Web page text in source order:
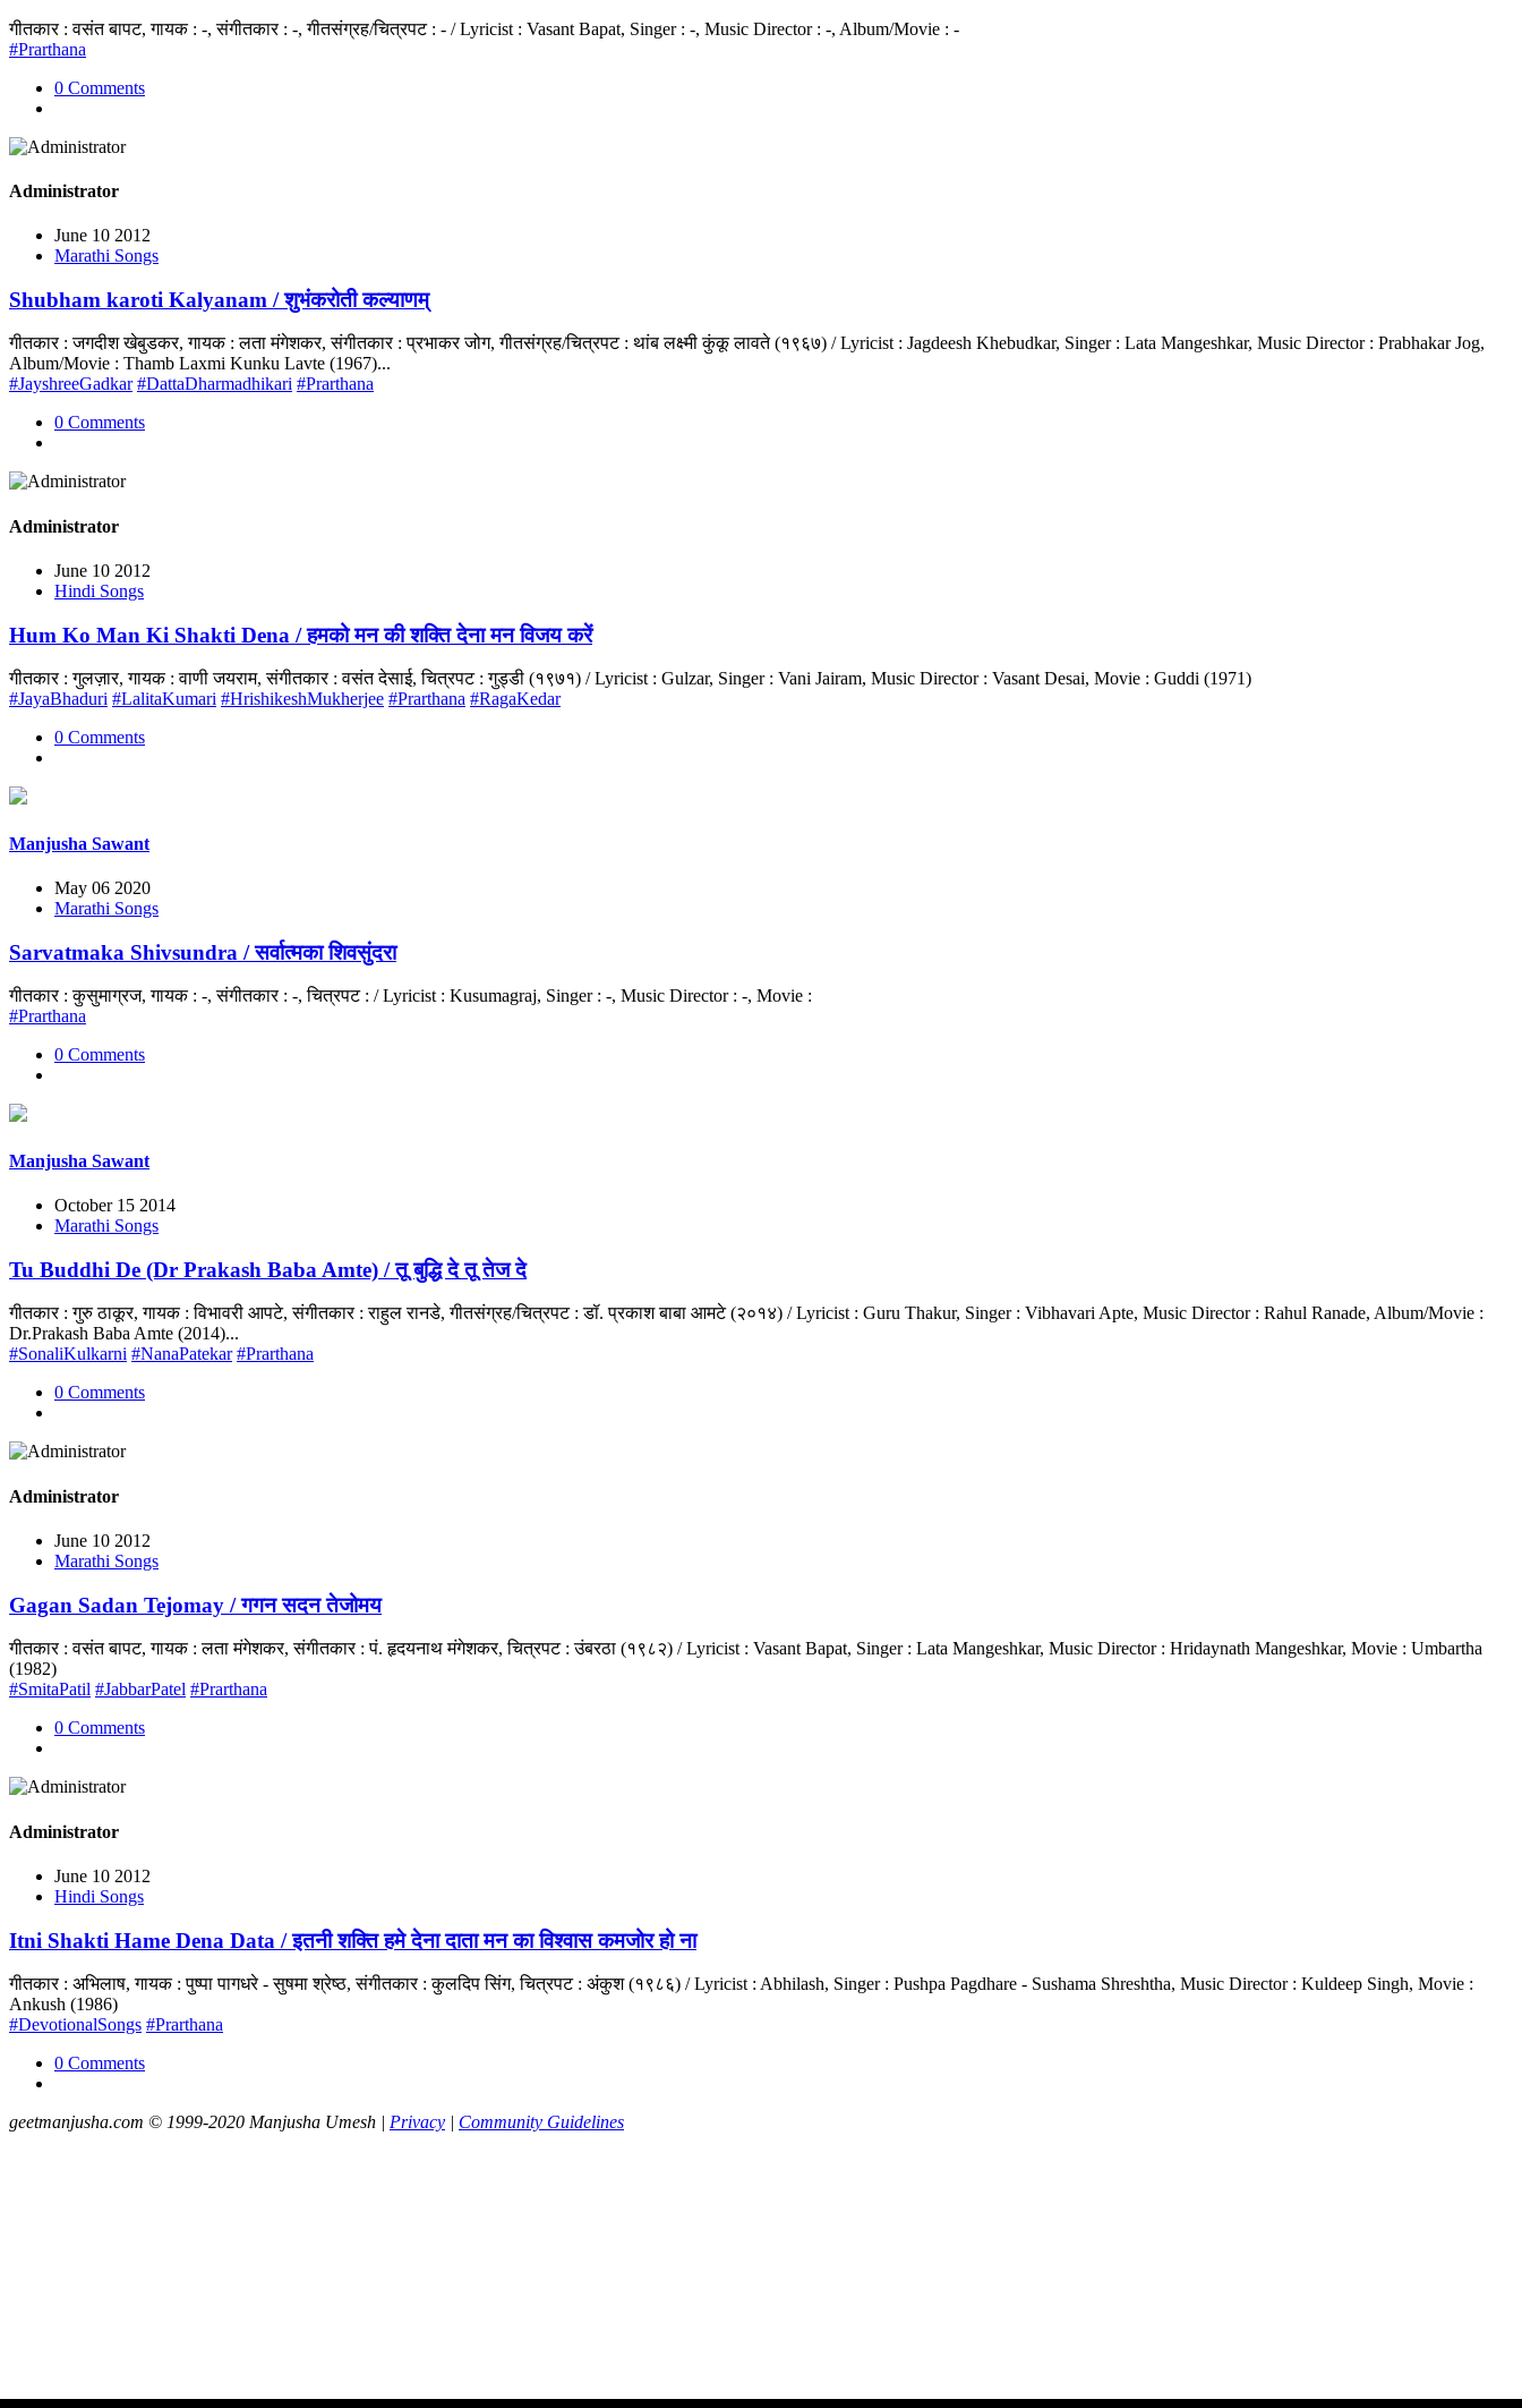
गीतकार : वसंत बापट, गायक : -, संगीतकार : -, गीतसंग्रह/चित्रपट : - / Lyricist : Vasant Bapat, Singer : -, Music Director : -, Album/Movie : -
#Prarthana
0 Comments
Administrator
June 10 2012
Marathi Songs
Shubham karoti Kalyanam / शुभंकरोती कल्याणम्
गीतकार : जगदीश खेबुडकर, गायक : लता मंगेशकर, संगीतकार : प्रभाकर जोग, गीतसंग्रह/चित्रपट : थांब लक्ष्मी कुंकू लावते (१९६७) / Lyricist : Jagdeesh Khebudkar, Singer : Lata Mangeshkar, Music Director : Prabhakar Jog,
Album/Movie : Thamb Laxmi Kunku Lavte (1967)...
#JayshreeGadkar #DattaDharmadhikari #Prarthana
0 Comments
Administrator
June 10 2012
Hindi Songs
Hum Ko Man Ki Shakti Dena / हमको मन की शक्ति देना मन विजय करें
गीतकार : गुलज़ार, गायक : वाणी जयराम, संगीतकार : वसंत देसाई, चित्रपट : गुड्डी (१९७१) / Lyricist : Gulzar, Singer : Vani Jairam, Music Director : Vasant Desai, Movie : Guddi (1971)
#JayaBhaduri #LalitaKumari #HrishikeshMukherjee #Prarthana #RagaKedar
0 Comments
Manjusha Sawant
May 06 2020
Marathi Songs
Sarvatmaka Shivsundra / सर्वात्मका शिवसुंदरा
गीतकार : कुसुमाग्रज, गायक : -, संगीतकार : -, चित्रपट : / Lyricist : Kusumagraj, Singer : -, Music Director : -, Movie :
#Prarthana
0 Comments
Manjusha Sawant
October 15 2014
Marathi Songs
Tu Buddhi De (Dr Prakash Baba Amte) / तू बुद्धि दे तू तेज दे
गीतकार : गुरु ठाकूर, गायक : विभावरी आपटे, संगीतकार : राहुल रानडे, गीतसंग्रह/चित्रपट : डॉ. प्रकाश बाबा आमटे (२०१४) / Lyricist : Guru Thakur, Singer : Vibhavari Apte, Music Director : Rahul Ranade, Album/Movie :
Dr.Prakash Baba Amte (2014)...
#SonaliKulkarni #NanaPatekar #Prarthana
0 Comments
Administrator
June 10 2012
Marathi Songs
Gagan Sadan Tejomay / गगन सदन तेजोमय
गीतकार : वसंत बापट, गायक : लता मंगेशकर, संगीतकार : पं. हृदयनाथ मंगेशकर, चित्रपट : उंबरठा (१९८२) / Lyricist : Vasant Bapat, Singer : Lata Mangeshkar, Music Director : Hridaynath Mangeshkar, Movie : Umbartha
(1982)
#SmitaPatil #JabbarPatel #Prarthana
0 Comments
Administrator
June 10 2012
Hindi Songs
Itni Shakti Hame Dena Data / इतनी शक्ति हमे देना दाता मन का विश्वास कमजोर हो ना
गीतकार : अभिलाष, गायक : पुष्पा पागधरे - सुषमा श्रेष्ठ, संगीतकार : कुलदिप सिंग, चित्रपट : अंकुश (१९८६) / Lyricist : Abhilash, Singer : Pushpa Pagdhare - Sushama Shreshtha, Music Director : Kuldeep Singh, Movie :
Ankush (1986)
#DevotionalSongs #Prarthana
0 Comments
geetmanjusha.com © 1999-2020 Manjusha Umesh | Privacy | Community Guidelines